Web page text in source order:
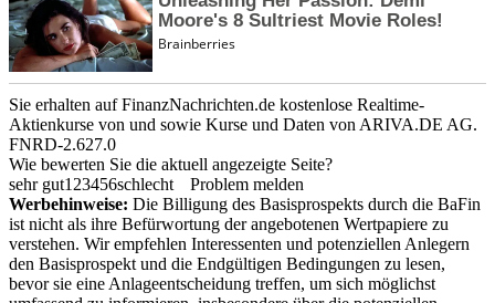
Sie erhalten auf FinanzNachrichten.de kostenlose Realtime-
Aktienkurse von und sowie Kurse und Daten von ARIVA.DE AG.
FNRD-2.627.0
Wie bewerten Sie die aktuell angezeigte Seite?
sehr gut1 23456schlecht
Problem melden
Werbehinweise: Die Billigung des Basisprospekts durch die BaFin
ist nicht als ihre Befürwortung der angebotenen Wertpapiere zu
verstehen. Wir empfehlen Interessenten und potenziellen Anlegern
den Basisprospekt und die Endgültigen Bedingungen zu lesen,
bevor sie eine Anlageentscheidung treffen, um sich möglichst